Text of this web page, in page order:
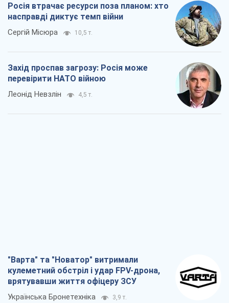
Росія втрачає ресурси поза планом: хто
насправді диктує темп війни
Сергій Місюра 10,5 т.
Захід проспав загрозу: Росія може
перевірити НАТО війною
Леонід Невзлін 4,5 т.
"Варта" та "Новатор" витримали
кулеметний обстріл і удар FPV-дрона,
врятувавши життя офіцеру ЗСУ
Українська Бронетехніка 3,9 т.